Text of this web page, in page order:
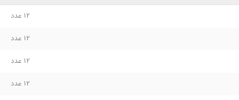
۱۲ عدد
۱۲ عدد
۱۲ عدد
۱۲ عدد